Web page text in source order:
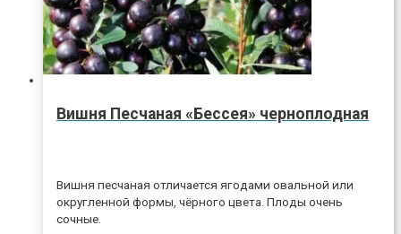
Вишня Песчаная «Бессея» черноплодная
Вишня песчаная отличается ягодами овальной или
округленной формы, чёрного цвета. Плоды очень
сочные.